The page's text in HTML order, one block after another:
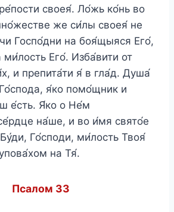
своея́. Ло́жь ко́нь во
же си́лы своея́ не
Госпо́дни на боя́щыяся Его́,
Его́. Изба́вити от
и препита́ти я́ в гла́д. Душа́
я́ко помо́щник и
е́сть. Я́ко о Не́м
на́ше, и во и́мя свято́е
Го́споди, ми́лость Твоя́
на Тя́.
Псалом 33